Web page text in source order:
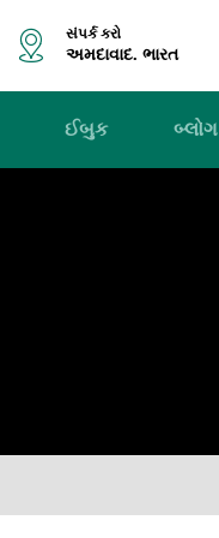
સંપર્ક કરો
અમદાવાદ. ભારત
ઈબુક બ્લોગ